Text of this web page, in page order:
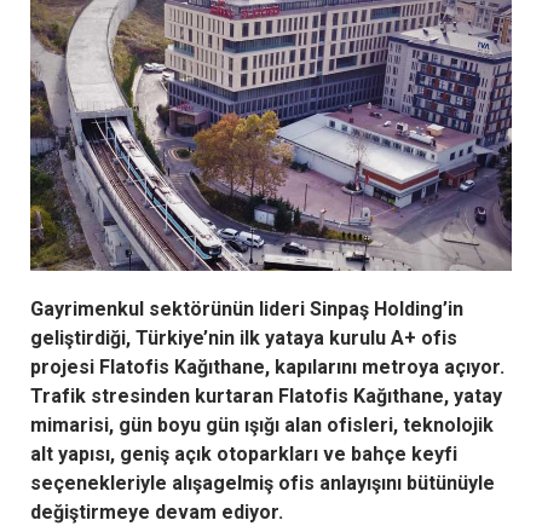
Gayrimenkul sektörünün lideri Sinpaş Holding’in
geliştirdiği, Türkiye’nin ilk yataya kurulu A+ ofis
projesi Flatofis Kağıthane, kapılarını metroya açıyor.
Trafik stresinden kurtaran Flatofis Kağıthane, yatay
mimarisi, gün boyu gün ışığı alan ofisleri, teknolojik
alt yapısı, geniş açık otoparkları ve bahçe keyfi
seçenekleriyle alışagelmiş ofis anlayışını bütünüyle
değiştirmeye devam ediyor.